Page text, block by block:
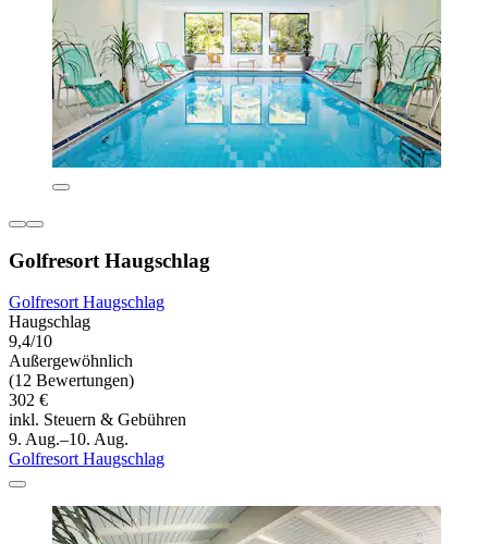
Golfresort Haugschlag
Golfresort Haugschlag
Haugschlag
9,4/10
Außergewöhnlich
(12 Bewertungen)
302 €
inkl. Steuern & Gebühren
9. Aug.–10. Aug.
Golfresort Haugschlag